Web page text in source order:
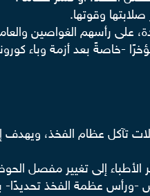
وقوتها.
رأسهم الغواصين
بعد أزمة وباء
تآكل عظام الفخذ،
إلى تغيير مفصل
عظمة الفخذ تحديدًا-